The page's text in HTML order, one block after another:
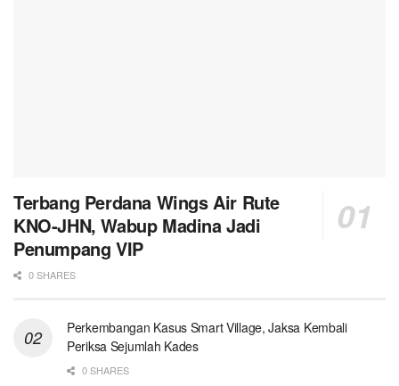
Terbang Perdana Wings Air Rute
KNO-JHN, Wabup Madina Jadi
Penumpang VIP
0 SHARES
Perkembangan Kasus Smart Village, Jaksa Kembali
Periksa Sejumlah Kades
0 SHARES